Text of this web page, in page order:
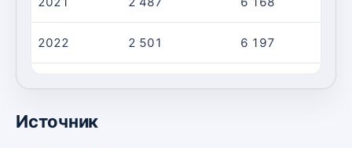
2022 2 501 6 197
Источник